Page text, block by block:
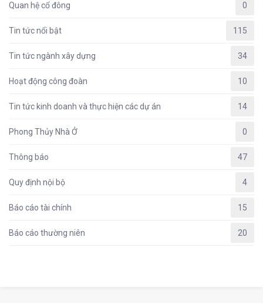
Quan hệ cổ đông 0
Tin tức nổi bật 115
Tin tức ngành xây dựng 34
Hoạt động công đoàn 10
Tin tức kinh doanh và thực hiện các dự án 14
Phong Thủy Nhà Ở 0
Thông báo 47
Quy định nội bộ 4
Báo cáo tài chính 15
Báo cáo thường niên 20